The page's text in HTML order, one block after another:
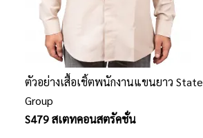
ตัวอย่างเสื้อเชิ้ตพนักงานแขนยาว State
Group
S479 สเตทคอนสตรัคชั่น